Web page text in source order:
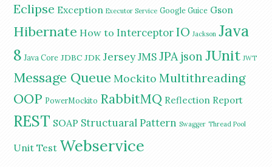
Eclipse Exception Executor Service Google Guice Gson
Hibernate How to InterceptorIO Jackson Java
8 Java Core JDBC JDK JerseyJMSJPA json JUnit JWT
Message Queue Mockito Multithreading
OOP PowerMockito RabbitMQ Reflection Report
REST SOAP Structuaral Pattern Swagger Thread Pool
Unit Test Webservice